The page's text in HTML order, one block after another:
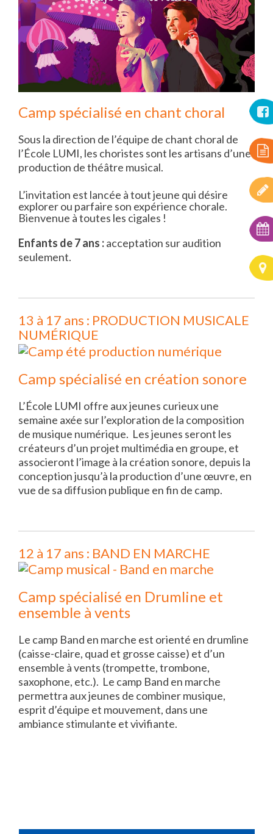
Camp spécialisé en chant choral
Sous la direction de l’équipe de chant choral de
l’École LUMI, les choristes sont les artisans d’une
production de théâtre musical.
L’invitation est lancée à tout jeune qui désire
explorer ou parfaire son expérience chorale.
Bienvenue à toutes les cigales !
Enfants de 7 ans :acceptation sur audition
seulement.
13 à 17 ans : PRODUCTION MUSICALE
NUMÉRIQUE
Camp spécialisé en création sonore
L’École LUMI offre aux jeunes curieux une
semaine axée sur l’exploration de la composition
de musique numérique. Les jeunes seront les
créateurs d’un projet multimédia en groupe, et
associeront l’image à la création sonore, depuis la
conception jusqu’à la production d’une œuvre, en
vue de sa diffusion publique en fin de camp.
12 à 17 ans : BAND EN MARCHE
Camp spécialisé en Drumline et
ensemble à vents
Le camp Band en marche est orienté en drumline
(caisse-claire, quad et grosse caisse) et d’un
ensemble à vents (trompette, trombone,
saxophone, etc.). Le camp Band en marche
permettra aux jeunes de combiner musique,
esprit d’équipe et mouvement, dans une
ambiance stimulante et vivifiante.